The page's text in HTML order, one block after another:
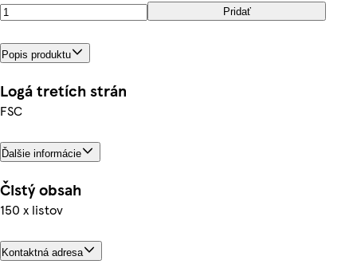
Pridať
Popis produktu
Logá tretích strán
FSC
Ďalšie informácie
Čistý obsah
150 x listov
Kontaktná adresa